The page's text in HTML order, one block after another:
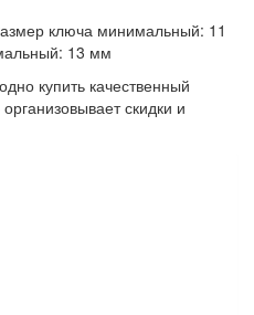
ключа минимальный: 11
13 мм
купить качественный
скидки и